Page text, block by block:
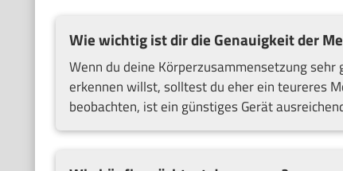
Wie wichtig ist dir die Genauigkeit der
Wenn du deine Körperzusammensetzung
erkennen willst, solltest du eher ein teureres
beobachten, ist ein günstiges Gerät